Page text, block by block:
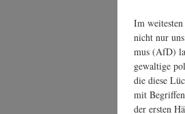
Im
nicht nur
mus (AfD)
gewal­ti­ge
die die­se
mit
der ers­ten